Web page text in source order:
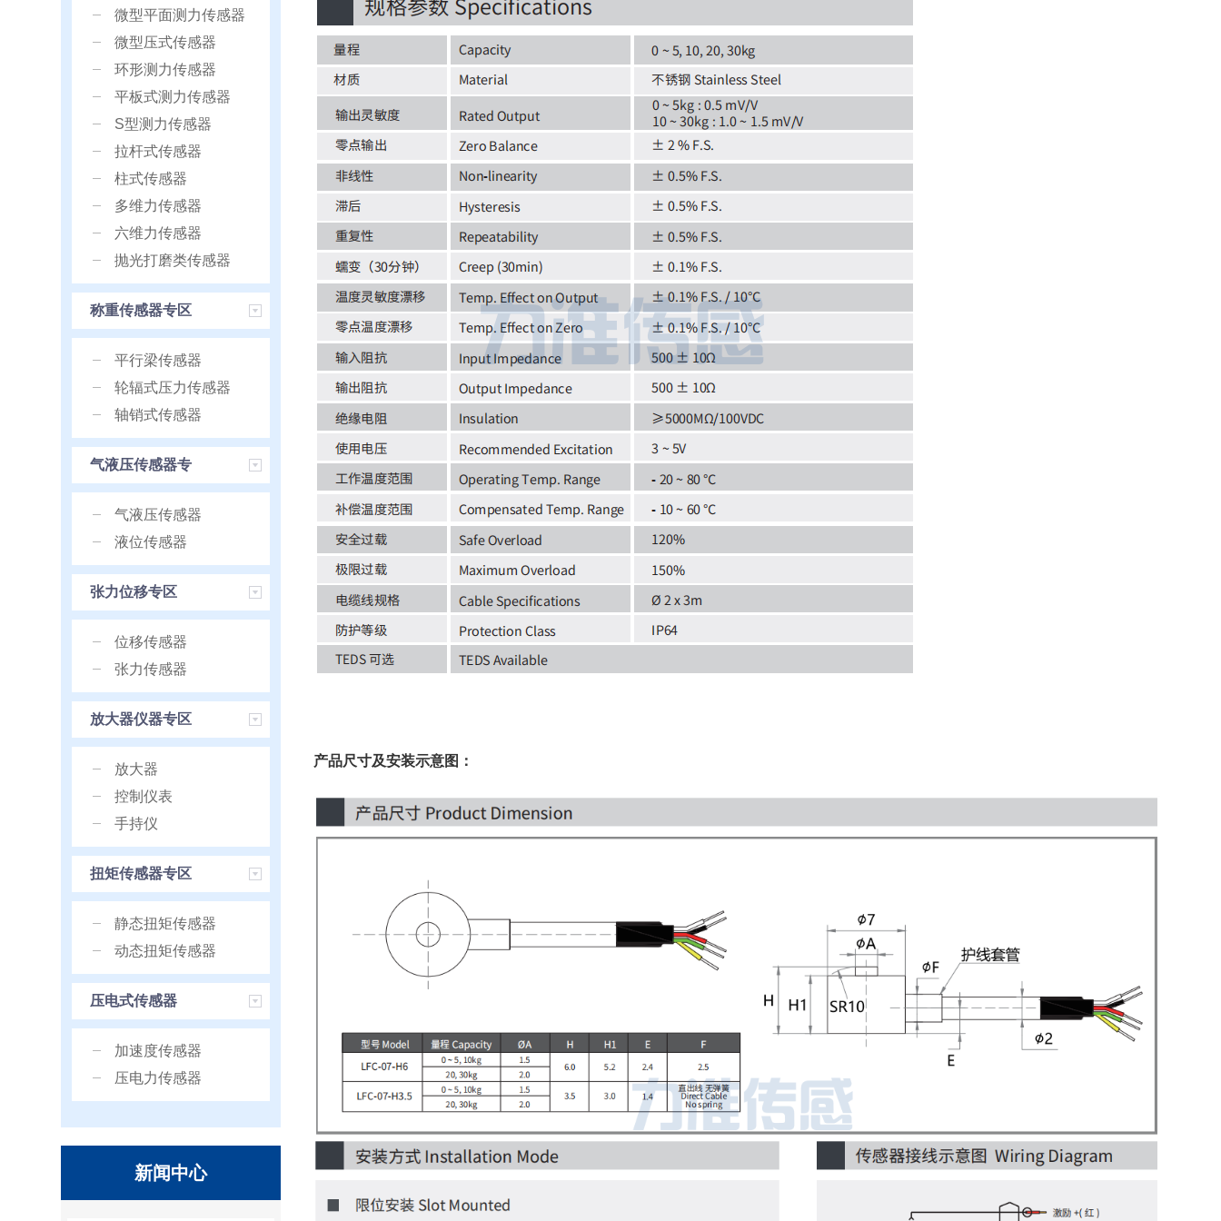
产品尺寸及安装示意图：
微型平面测力传感器
微型压式传感器
环形测力传感器
平板式测力传感器
S型测力传感器
拉杆式传感器
柱式传感器
多维力传感器
六维力传感器
抛光打磨类传感器
称重传感器专区
平行梁传感器
轮辐式压力传感器
轴销式传感器
气液压传感器专
气液压传感器
液位传感器
张力位移专区
位移传感器
张力传感器
放大器仪器专区
放大器
控制仪表
手持仪
扭矩传感器专区
静态扭矩传感器
动态扭矩传感器
压电式传感器
加速度传感器
压电力传感器
新闻中心